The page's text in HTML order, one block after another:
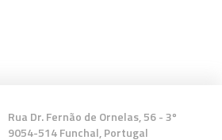
Rua Dr. Fernão de Ornelas, 56 - 3º
9054-514 Funchal, Portugal